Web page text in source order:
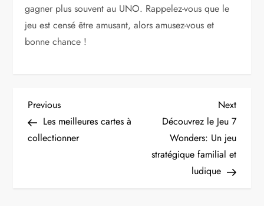
gagner plus souvent au UNO. Rappelez-vous que le
jeu est censé être amusant, alors amusez-vous et
bonne chance !
N
a
Previous
Post
Previous
Les meilleures cartes à
collectionner
Next
Post
Next
Découvrez le Jeu 7
Wonders: Un jeu
stratégique familial et
ludique